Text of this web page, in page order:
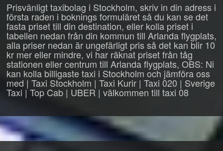
Prisvänligt taxibolag i Stockholm, skriv in din adress i
första raden i boknings formuläret så du kan se det
fasta priset till din destination, eller kolla priset i
tabellen nedan från din kommun till Arlanda flygplats,
alla priser nedan är ungefärligt pris så det kan blir 10
kr mer eller mindre, vi har räknat priset från tåg
stationen eller centrum till Arlanda flygplats, OBS: Ni
kan kolla billigaste taxi i Stockholm och jämföra oss
med | Taxi Stockholm | Taxi Kurir | Taxi 020 | Sverige
Taxi | Top Cab | UBER | välkommen till taxi 08